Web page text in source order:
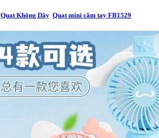
Quạt Không Dây Quạt mini cầm tay FB1529